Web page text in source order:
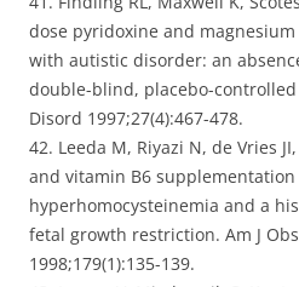
dose pyridoxine and
with autistic disorder: an
double-blind, placebo-controlled
Disord 1997;27(4):467-478.
42. Leeda M, Riyazi N, de Vries
and vitamin B6
hyperhomocysteinemia and a
fetal growth restriction. Am J
1998;179(1):135-139.